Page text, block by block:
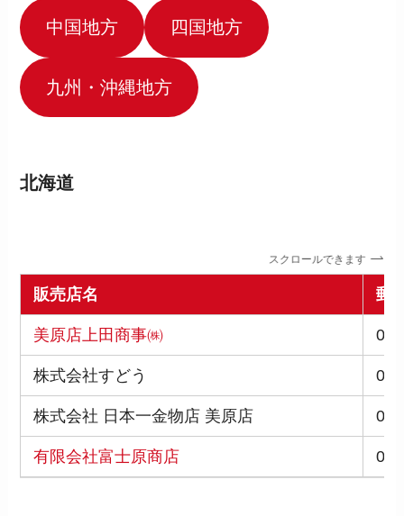
中国地方 四国地方
九州・沖縄地方
北海道
スクロールできます
販売店名 郵
美原店上田商事㈱
株式会社すどう
株式会社 日本一金物店 美原店
有限会社富士原商店